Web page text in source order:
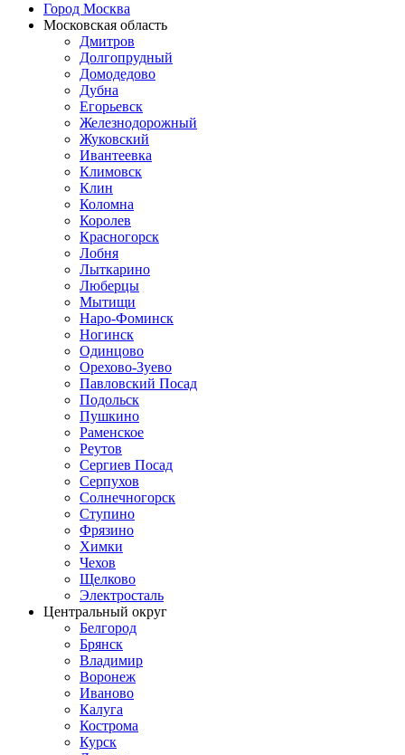
Город Москва
Московская область
Дмитров
Долгопрудный
Домодедово
Дубна
Егорьевск
Железнодорожный
Жуковский
Ивантеевка
Климовск
Клин
Коломна
Королев
Красногорск
Лобня
Лыткарино
Люберцы
Мытищи
Наро-Фоминск
Ногинск
Одинцово
Орехово-Зуево
Павловский Посад
Подольск
Пушкино
Раменское
Реутов
Сергиев Посад
Серпухов
Солнечногорск
Ступино
Фрязино
Химки
Чехов
Щелково
Электросталь
Центральный округ
Белгород
Брянск
Владимир
Воронеж
Иваново
Калуга
Кострома
Курск